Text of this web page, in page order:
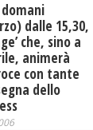
dalle 15,30,
che, sino a
animerà
con tante
dello